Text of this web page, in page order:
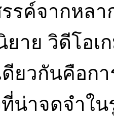
รค์จากหล
ยาย วิดีโอเ
ดียวกันคือก
ที่น่าจดจำใ